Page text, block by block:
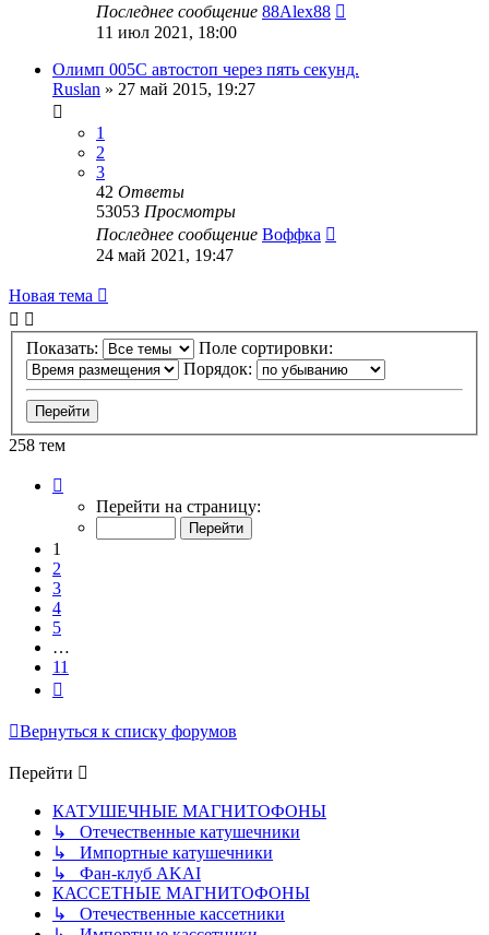
Последнее сообщение 88Alex88
11 июл 2021, 18:00
Олимп 005C автостоп через пять секунд.
Ruslan » 27 май 2015, 19:27
1
2
3
42 Ответы
53053 Просмотры
Последнее сообщение Воффка
24 май 2021, 19:47
Новая тема
Показать:
Поле сортировки:
Порядок:
258 тем
Перейти на страницу:
1
2
3
4
5
…
11
Вернуться к списку форумов
Перейти
КАТУШЕЧНЫЕ МАГНИТОФОНЫ
↳ Отечественные катушечники
↳ Импортные катушечники
↳ Фан-клуб AKAI
КАССЕТНЫЕ МАГНИТОФОНЫ
↳ Отечественные кассетники